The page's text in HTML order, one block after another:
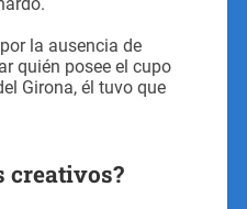
la ausencia de
quién posee el cupo
Girona, él tuvo que
creativos?